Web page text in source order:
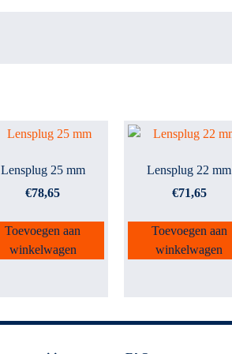
Lensplug 25 mm
€78,65
Toevoegen aan
winkelwagen
Lensplug 22 mm
€71,65
Toevoegen aan
winkelwagen